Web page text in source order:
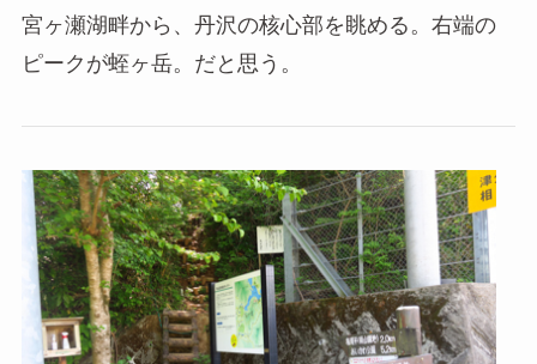
宮ヶ瀬湖畔から、丹沢の核心部を眺める。右端の
ピークが蛭ヶ岳。だと思う。